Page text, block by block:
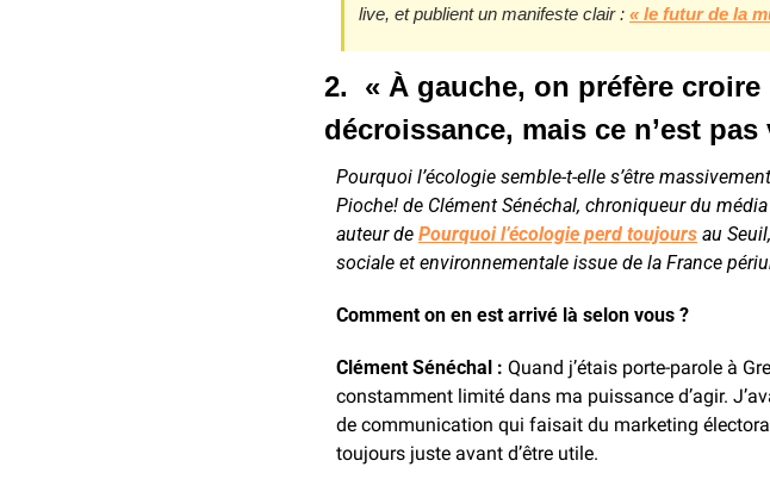
live, et publient un manifeste clair : « le futur de la
2.  « À gauche, on préfère
décroissance, mais ce n’est
Pourquoi l’écologie semble-t-elle s’être
Pioche! de Clément Sénéchal, chroniqueur du média
auteur de Pourquoi l’écologie perd toujours au
sociale et environnementale issue de la France
Comment on en est arrivé là selon vous ?
Clément Sénéchal : Quand j’étais porte-parole à
constamment limité dans ma puissance d’agir.
de communication qui faisait du marketing
toujours juste avant d’être utile.